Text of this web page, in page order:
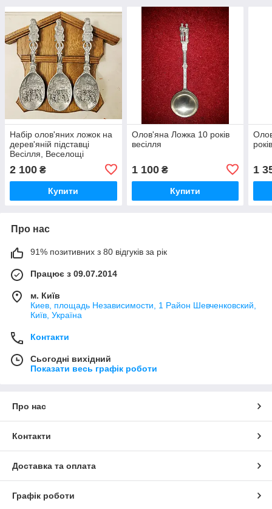
Набір олов'яних ложок на
дерев'яній підставці
Весілля, Веселощі
2 100 ₴
Купити
Олов'яна Ложка 10 років
весілля
1 100₴
Купити
1
Про нас
91% позитивних з 80 відгуків за рік
Працює з 09.07.2014
м. Київ
Киев, площадь Независимости, 1 Район Шевченковский,
Київ, Україна
Контакти
Сьогодні вихідний
Показати весь графік роботи
Про нас
Контакти
Доставка та оплата
Графік роботи